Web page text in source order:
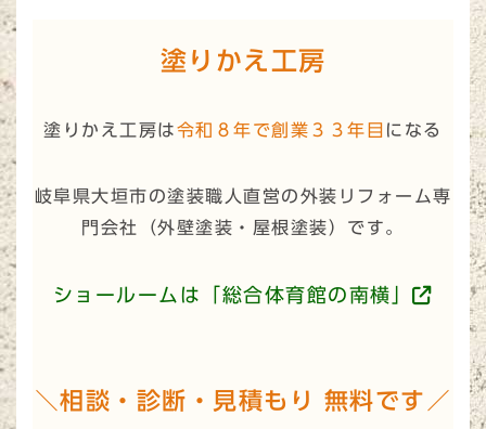
塗りかえ工房
塗りかえ工房は令和８年で創業３３年目 になる
岐阜県大垣市の塗装職人直営の外装リフォーム専
門会社（外壁塗装・屋根塗装）です。
ショールームは「総合体育館の南横」
＼相談・診断・見積もり 無料です／